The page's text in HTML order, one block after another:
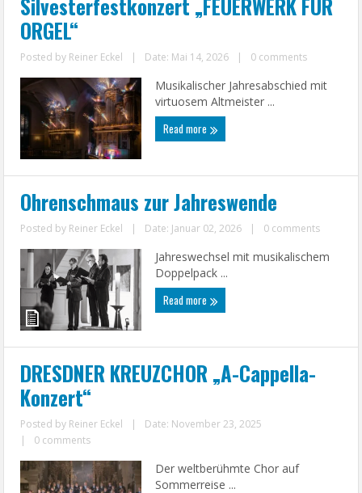
Silvesterfestkonzert „FEUERWERK FÜR
ORGEL“
Posted by Reiner Eckel | Date: Mai 14, 2026 | 0 comments
Musikalischer Jahresabschied mit
virtuosem Altmeister ...
Read more
Ohrenschmaus zur Jahreswende
Posted by Reiner Eckel | Date: Januar 02, 2026 | 0 comments
Jahreswechsel mit musikalischem
Doppelpack ...
Read more
DRESDNER KREUZCHOR „A-Cappella-
Konzert“
Posted by Reiner Eckel |
Date: November 23, 2025
|
0 comments
Der weltberühmte Chor auf
Sommerreise ...